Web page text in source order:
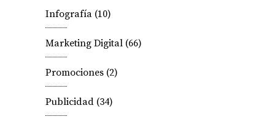
Infografía (10)
Marketing Digital (66)
Promociones (2)
Publicidad (34)